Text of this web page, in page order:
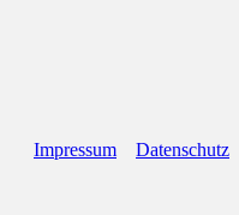
Impressum Datenschutz